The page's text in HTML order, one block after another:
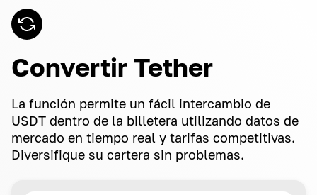
Convertir Tether
La función permite un fácil intercambio de
USDT dentro de la billetera utilizando datos de
mercado en tiempo real y tarifas competitivas.
Diversifique su cartera sin problemas.